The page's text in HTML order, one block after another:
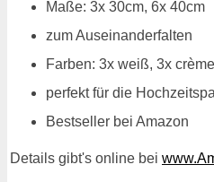
Maße: 3x 30cm, 6x 40cm
zum Auseinanderfalten
Farben: 3x weiß, 3x
perfekt für die
Bestseller bei Amazon
Details gibt's online bei